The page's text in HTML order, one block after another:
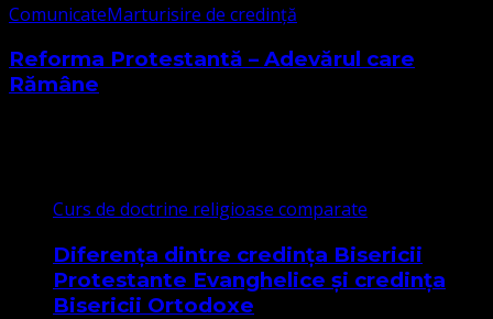
ComunicateMarturisire de credință
Reforma Protestantă – Adevărul care
Rămâne
Curs de doctrine religioase comparate
Diferența dintre credința Bisericii
Protestante Evanghelice și credința
Bisericii Ortodoxe